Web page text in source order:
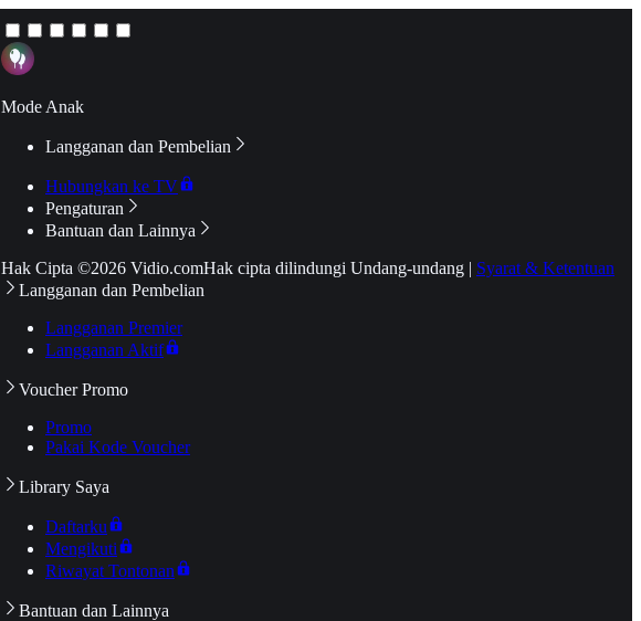
Mode Anak
Langganan dan Pembelian
Hubungkan ke TV
Pengaturan
Bantuan dan Lainnya
Hak Cipta ©2026 Vidio.comHak cipta dilindungi Undang-undang | Syarat & Ketentuan
Langganan dan Pembelian
Langganan Premier
Langganan Aktif
Voucher Promo
Promo
Pakai Kode Voucher
Library Saya
Daftarku
Mengikuti
Riwayat Tontonan
Bantuan dan Lainnya